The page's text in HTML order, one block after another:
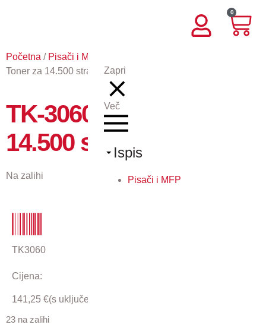
0
Zapri
Več
Ispis
Pisači i MFP
Početna / Pisači i MFP
Toner za 14.500 stranica
TK-3060 – Toner za
14.500 stranica
Na zalihi
TK3060
Cijena:
141,25 €(s uključenim PDV-om)
23 na zalihi